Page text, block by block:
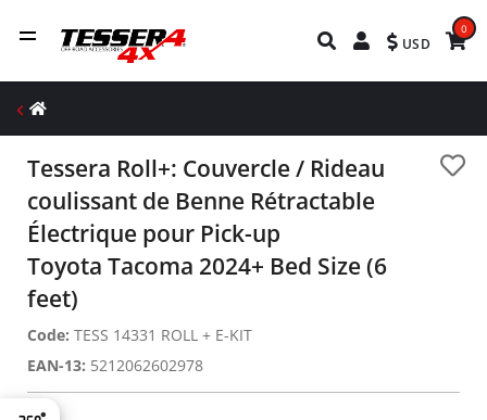
USD
0
Tessera Roll+: Couvercle / Rideau
coulissant de Benne Rétractable
Électrique pour Pick-up
Toyota Tacoma 2024+ Bed Size (6
feet)
Code: TESS 14331 ROLL + E-KIT
EAN-13: 5212062602978